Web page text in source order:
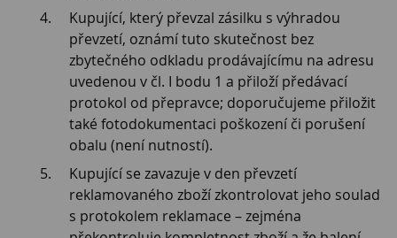
Kupující, který převzal zásilku s výhradou
převzetí, oznámí tuto skutečnost bez
zbytečného odkladu prodávajícímu na adresu
uvedenou v čl. I bodu 1 a přiloží předávací
protokol od přepravce; doporučujeme přiložit
také fotodokumentaci poškození či porušení
obalu (není nutností).
Kupující se zavazuje v den převzetí
reklamovaného zboží zkontrolovat jeho soulad
s protokolem reklamace – zejména